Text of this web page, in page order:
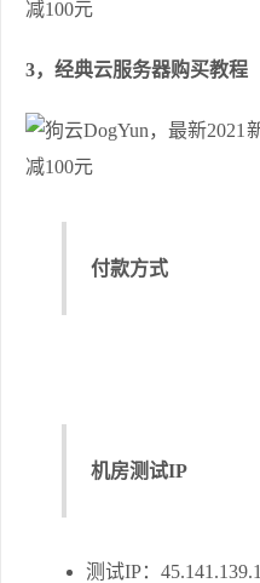
3，经典云服务器购买教程
付款方式
机房测试IP
测试IP：45.141.139.1